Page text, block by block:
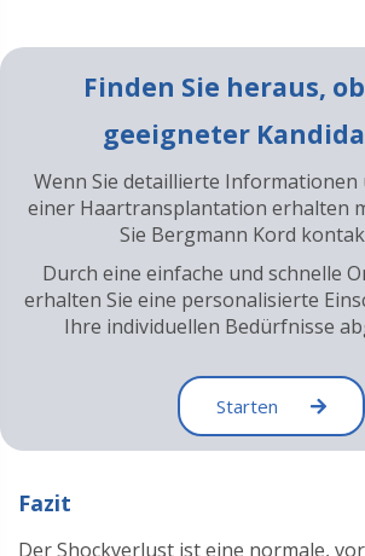
Finden Sie heraus,
geeigneter
Wenn Sie detaillierte Informationen
einer Haartransplantation erhalten
Sie Bergmann Kord
Durch eine einfache und schnelle
erhalten Sie eine personalisierte
Ihre individuellen Bedürfnisse
Starten
Fazit
Der Shockverlust ist eine normale,